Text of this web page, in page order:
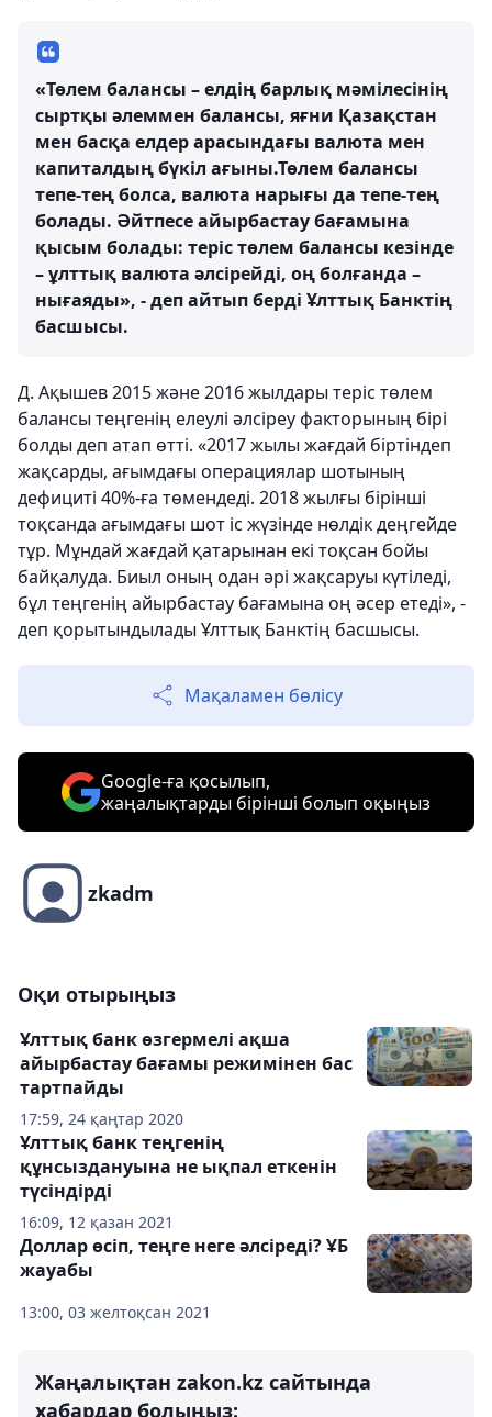
«Төлем балансы – елдің барлық мәмілесінің
сыртқы әлеммен балансы, яғни Қазақстан
мен басқа елдер арасындағы валюта мен
капиталдың бүкіл ағыны.Төлем балансы
тепе-тең болса, валюта нарығы да тепе-тең
болады. Әйтпесе айырбастау бағамына
қысым болады: теріс төлем балансы кезінде
– ұлттық валюта әлсірейді, оң болғанда –
нығаяды», - деп айтып берді Ұлттық Банктің
басшысы.
Д. Ақышев 2015 және 2016 жылдары теріс төлем
балансы теңгенің елеулі әлсіреу факторының бірі
болды деп атап өтті. «2017 жылы жағдай біртіндеп
жақсарды, ағымдағы операциялар шотының
дефициті 40%-ға төмендеді. 2018 жылғы бірінші
тоқсанда ағымдағы шот іс жүзінде нөлдік деңгейде
тұр. Мұндай жағдай қатарынан екі тоқсан бойы
байқалуда. Биыл оның одан әрі жақсаруы күтіледі,
бұл теңгенің айырбастау бағамына оң әсер етеді», -
деп қорытындылады Ұлттық Банктің басшысы.
Мақаламен бөлісу
Google-ға қосылып,
жаңалықтарды бірінші болып оқыңыз
zkadm
Оқи отырыңыз
17:59, 24 қаңтар 2020
Ұлттық банк өзгермелі ақша
айырбастау бағамы режимінен бас
тартпайды
16:09, 12 қазан 2021
Ұлттық банк теңгенің
құнсыздануына не ықпал еткенін
түсіндірді
13:00, 03 желтоқсан 2021
Доллар өсіп, теңге неге әлсіреді? ҰБ
жауабы
Жаңалықтан zakon.kz сайтында
хабардар болыңыз: